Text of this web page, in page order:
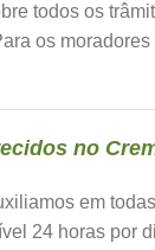
todos os
os moradores
no
em
24 horas por